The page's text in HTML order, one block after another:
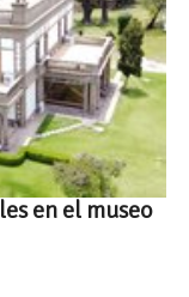
en el museo